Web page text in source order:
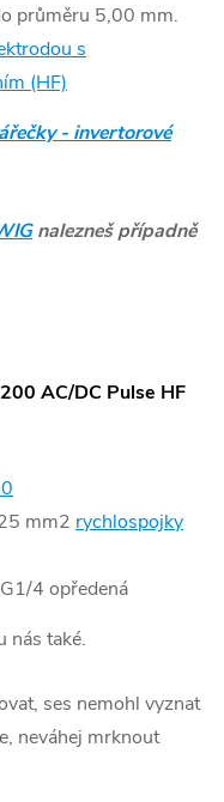
průměru 5,00 mm.
s
(HF)
- invertorové
nalezneš případně
AC/DC Pulse HF
mm2 rychlospojky
4 opředená
nás také.
ses nemohl vyznat
neváhej mrknout